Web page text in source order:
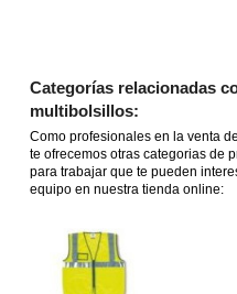
Categorías relacionadas
multibolsillos:
Como profesionales en la venta
te ofrecemos otras categorias de
para trabajar que te pueden
equipo en nuestra tienda online: